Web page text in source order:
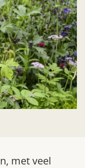
met veel